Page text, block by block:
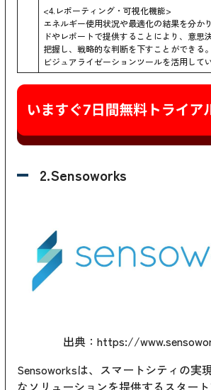
<4.レポーティング・可視化機能>
エネルギー使用状況や最適化の結果を分か
ドやレポートで提供することにより、意思
把握し、戦略的な判断を下すことができる
ビジュアライゼーションツールを活用して
2.Sensoworks
出典： https://
Sensoworksは、スマートシティの実
なソリューションを提供するスター